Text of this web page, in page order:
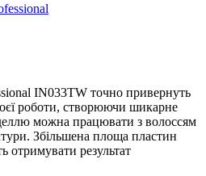
IN033TW точно привернуть
роботи, створюючи шикарне
можна працювати з волоссям
Збільшена площа пластин
отримувати результат